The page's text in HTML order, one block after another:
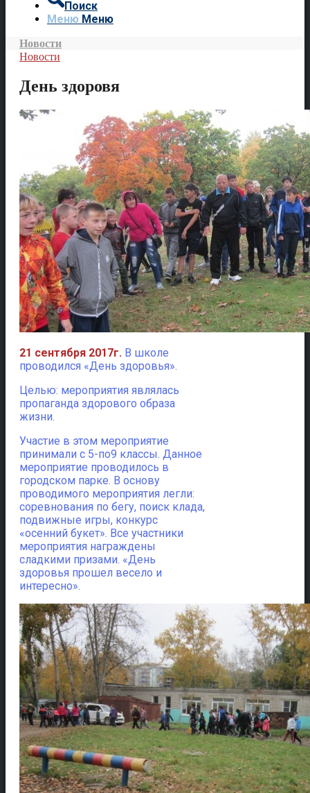
Поиск
Меню Меню
Новости
Новости
День здоровя
21 сентября 2017г. В школе
проводился «День здоровья».
Целью: мероприятия являлась
пропаганда здорового образа
жизни.
Участие в этом мероприятие
принимали с 5-по9 классы. Данное
мероприятие проводилось в
городском парке. В основу
проводимого мероприятия легли:
соревнования по бегу, поиск клада,
подвижные игры, конкурс
«осенний букет». Все участники
мероприятия награждены
сладкими призами. «День
здоровья прошел весело и
интересно».